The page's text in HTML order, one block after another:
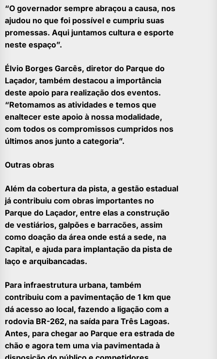
“O governador sempre abraçou a causa, nos
ajudou no que foi possível e cumpriu suas
promessas. Aqui juntamos cultura e esporte
neste espaço”.
Élvio Borges Garcês, diretor do Parque do
Laçador, também destacou a importância
deste apoio para realização dos eventos.
“Retomamos as atividades e temos que
enaltecer este apoio à nossa modalidade,
com todos os compromissos cumpridos nos
últimos anos junto a categoria”.
Outras obras
Além da cobertura da pista, a gestão estadual
já contribuiu com obras importantes no
Parque do Laçador, entre elas a construção
de vestiários, galpões e barracões, assim
como doação da área onde está a sede, na
Capital, e ajuda para implantação da pista de
laço e arquibancadas.
Para infraestrutura urbana, também
contribuiu com a pavimentação de 1 km que
dá acesso ao local, fazendo a ligação com a
rodovia BR-262, na saída para Três Lagoas.
Antes, para chegar ao Parque era estrada de
chão e agora tem uma via pavimentada à